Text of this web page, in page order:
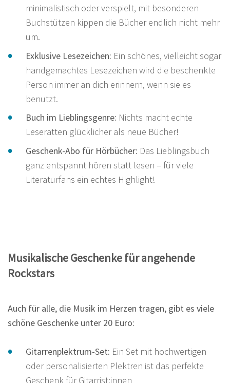
minimalistisch oder verspielt, mit besonderen
Buchstützen kippen die Bücher endlich nicht mehr
um.
Exklusive Lesezeichen: Ein schönes, vielleicht sogar
handgemachtes Lesezeichen wird die beschenkte
Person immer an dich erinnern, wenn sie es
benutzt.
Buch im Lieblingsgenre: Nichts macht echte
Leseratten glücklicher als neue Bücher!
Geschenk-Abo für Hörbücher: Das Lieblingsbuch
ganz entspannt hören statt lesen – für viele
Literaturfans ein echtes Highlight!
Musikalische Geschenke für angehende
Rockstars
Auch für alle, die Musik im Herzen tragen, gibt es viele
schöne Geschenke unter 20 Euro:
Gitarrenplektrum-Set: Ein Set mit hochwertigen
oder personalisierten Plektren ist das perfekte
Geschenk für Gitarrist:innen